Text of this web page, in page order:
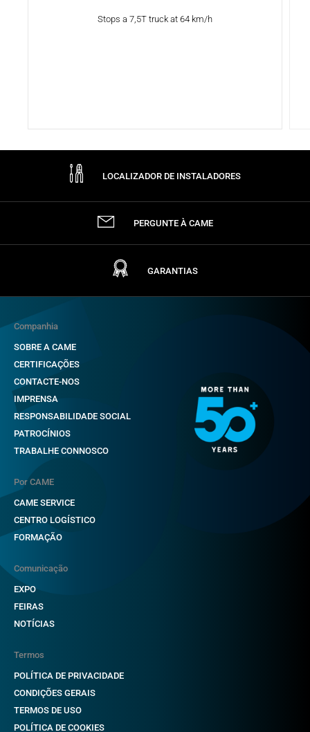
Stops a 7,5T truck at 64 km/h
LOCALIZADOR DE INSTALADORES
PERGUNTE À CAME
GARANTIAS
Companhia
SOBRE A CAME
CERTIFICAÇÕES
CONTACTE-NOS
IMPRENSA
RESPONSABILIDADE SOCIAL
PATROCÍNIOS
TRABALHE CONNOSCO
Por CAME
CAME SERVICE
CENTRO LOGÍSTICO
FORMAÇÃO
Comunicação
EXPO
FEIRAS
NOTÍCIAS
Termos
POLÍTICA DE PRIVACIDADE
CONDIÇÕES GERAIS
TERMOS DE USO
POLÍTICA DE COOKIES